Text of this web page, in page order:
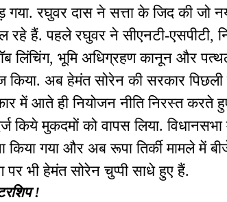
गया. रघुवर दास ने सत्ता के जिद की जो
रहे हैं. पहले रघुवर ने सीएनटी-एसपीटी,
लिंचिंग, भूमि अधिग्रहण कानून और
अब हेमंत सोरेन की सरकार
में आते ही नियोजन नीति निरस्त करते
किये मुकदमों को वापस लिया.
किया गया और अब रूपा तिर्की मामले में
पर भी हेमंत सोरेन चुप्पी साधे हुए हैं.
!